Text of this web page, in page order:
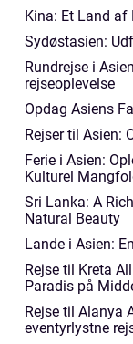
Kina: Et Land af
Sydøstasien:
Rundrejse i
rejseoplevelse
Opdag Asiens
Rejser til Asien:
Ferie i Asien:
Kulturel
Sri Lanka: A
Natural Beauty
Lande i Asien:
Rejse til Kreta
Paradis på
Rejse til Alanya
eventyrlystne